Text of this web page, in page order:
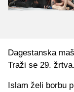
Dagestanska
Traži se 29. žrtva.
Islam želi borbu